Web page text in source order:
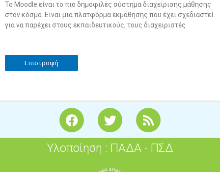
Το Moodle είναι το πιο δημοφιλές σύστημα διαχείρισης μάθησης
στον κόσμο. Είναι μια πλατφόρμα εκμάθησης που έχει σχεδιαστεί
για να παρέχει στους εκπαιδευτικούς, τους διαχειριστές
Επιστροφή
F
a
c
e
T
w
i
t
R
s
s
Υλοποίηση : ΠΑΔΑ - ΠΣΔ